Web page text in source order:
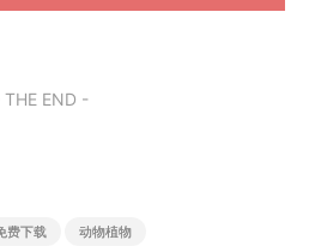
THE END -
费下载 动物植物